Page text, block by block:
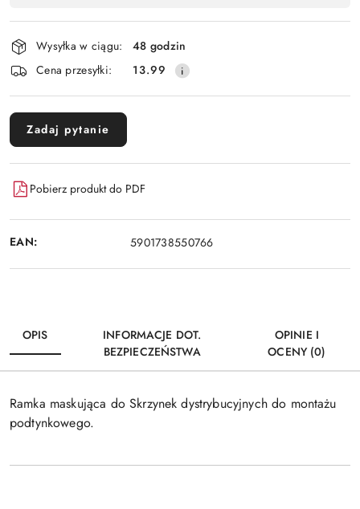
płatność
i
dostawa
Wysyłka w ciągu:
48 godzin
Cena przesyłki:
13.99
Zadaj pytanie
Pobierz produkt do PDF
EAN: 5901738550766
OPIS
INFORMACJE DOT.
BEZPIECZEŃSTWA
OPINIE I
OCENY (0)
Ramka maskująca do Skrzynek dystrybucyjnych do montażu
podtynkowego.